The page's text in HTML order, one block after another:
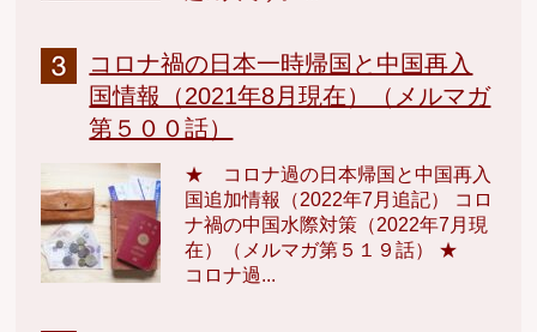
コロナ禍の日本一時帰国と中国再入
国情報（2021年8月現在）（メルマガ
第５００話）
★ コロナ過の日本帰国と中国再入
国追加情報（2022年7月追記） コロ
ナ禍の中国水際対策（2022年7月現
在）（メルマガ第５１９話） ★
コロナ過...